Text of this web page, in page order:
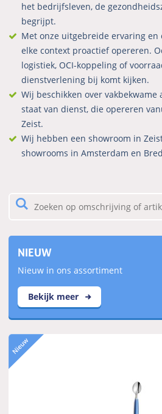
het bedrijfsleven, de
begrijpt.
Met onze uitgebreide ervaring
elke context proactief opereren.
logistiek, OCI-koppeling of
dienstverlening bij komt kijken.
Wij beschikken over
staat van dienst, die opereren
Zeist.
Wij hebben een showroom in
showrooms in Amsterdam en
NIEUW
Nieuw in ons assortiment
Bekijk meer